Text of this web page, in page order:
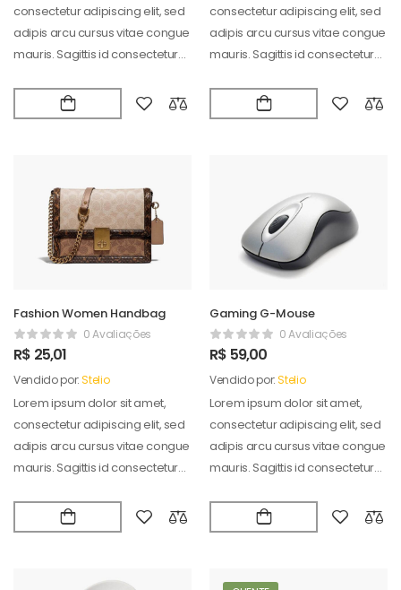
consectetur adipiscing elit, sed
adipis arcu cursus vitae congue
mauris. Sagittis id consectetur
consectetur adipiscing elit, sed
adipis arcu cursus vitae congue
mauris. Sagittis id consectetur
Fashion Women Handbag
0 Avaliações
R$ 25,01
Vendido por:Stelio
Lorem ipsum dolor sit amet,
consectetur adipiscing elit, sed
adipis arcu cursus vitae congue
mauris. Sagittis id consectetur
Gaming G-Mouse
0 Avaliações
R$ 59,00
Vendido por:Stelio
Lorem ipsum dolor sit amet,
consectetur adipiscing elit, sed
adipis arcu cursus vitae congue
mauris. Sagittis id consectetur